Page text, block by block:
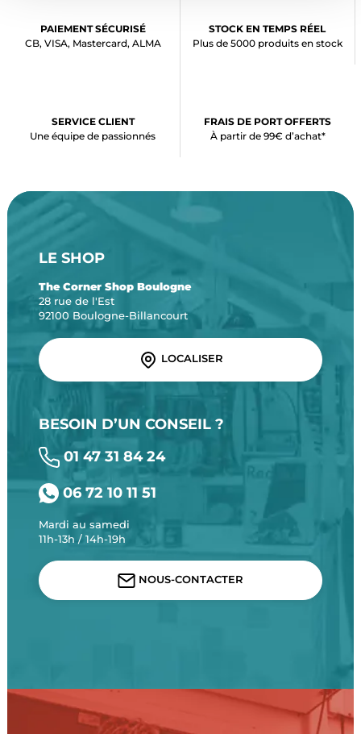
PAIEMENT SÉCURISÉ
CB, VISA, Mastercard, ALMA
STOCK EN TEMPS RÉEL
Plus de 5000 produits en stock
SERVICE CLIENT
Une équipe de passionnés
FRAIS DE PORT OFFERTS
À partir de 99€ d’achat*
LE SHOP
The Corner Shop Boulogne
28 rue de l'Est
92100 Boulogne-Billancourt
LOCALISER
BESOIN D’UN CONSEIL ?
01 47 31 84 24
06 72 10 11 51
Mardi au samedi
11h-13h / 14h-19h
NOUS-CONTACTER